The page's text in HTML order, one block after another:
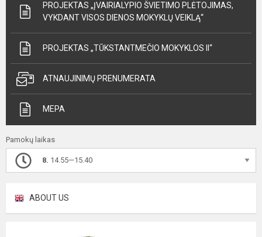
PROJEKTAS „ĮVAIRIALYPIO ŠVIETIMO PLĖTOJIMAS,
VYKDANT VISOS DIENOS MOKYKLŲ VEIKLĄ“
PROJEKTAS „TŪKSTANTMEČIO MOKYKLOS II“
ATNAUJINIMŲ PRENUMERATA
MEPA
Pamokų laikas
8. 14.55—15.40
ABOUT US